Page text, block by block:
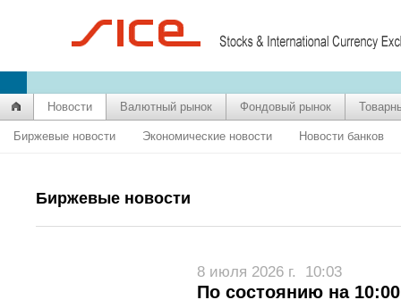
Новости Валютный рынок Фондовый рынок
Биржевые новости Экономические новости Новости банков
Биржевые новости
8 июля 2026 г. 10:03
По состоянию на